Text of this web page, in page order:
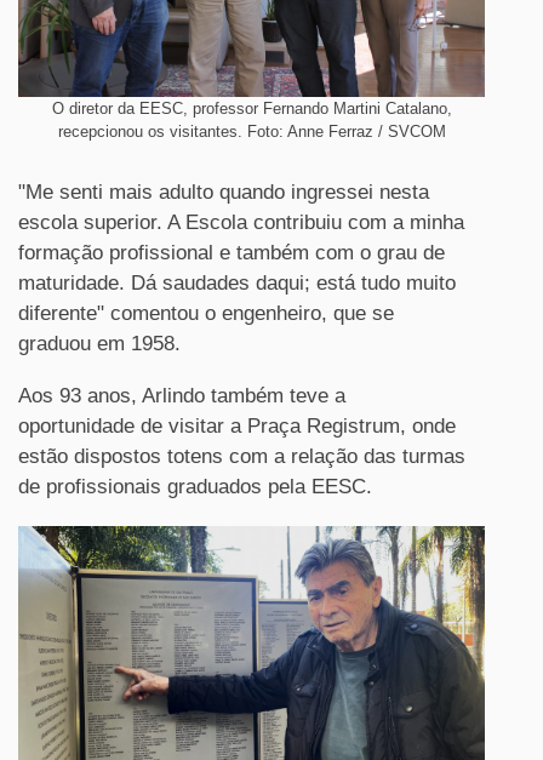
O diretor da EESC, professor Fernando Martini Catalano,
recepcionou os visitantes. Foto: Anne Ferraz / SVCOM
"Me senti mais adulto quando ingressei nesta
escola superior. A Escola contribuiu com a minha
formação profissional e também com o grau de
maturidade. Dá saudades daqui; está tudo muito
diferente" comentou o engenheiro, que se
graduou em 1958.
Aos 93 anos, Arlindo também teve a
oportunidade de visitar a Praça Registrum, onde
estão dispostos totens com a relação das turmas
de profissionais graduados pela EESC.